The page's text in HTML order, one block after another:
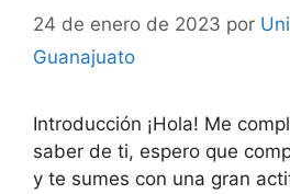
24 de enero de 2023 por
Guanajuato
Introducción ¡Hola! Me
saber de ti, espero que
y te sumes con una gran